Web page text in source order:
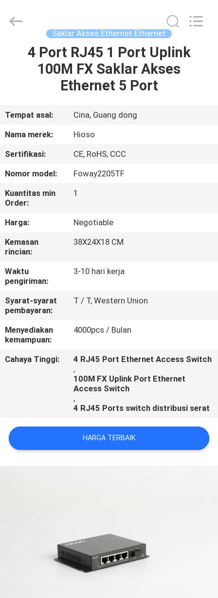
RUMAH
VIDEO
KAMI
TUR
PABRIK
KONTROL
KUALITAS
HUBUNGI
KAMI
BERITA
KASUS
Saklar Akses Ethernet Ethernet
4 Port RJ45 1 Port Uplink
100M FX Saklar Akses
Ethernet 5 Port
Tempat asal:
Cina, Guang dong
Nama merek:
Hioso
Sertifikasi:
CE, RoHS, CCC
Nomor model:
Foway2205TF
Kuantitas min
Order:
1
Harga:
Negotiable
Kemasan
rincian:
38X24X18 CM
Waktu
pengiriman:
3-10 hari kerja
Syarat-syarat
pembayaran:
T / T, Western Union
Menyediakan
kemampuan:
4000pcs / Bulan
Cahaya Tinggi:
4 RJ45 Port Ethernet Access Switch
,
100M FX Uplink Port Ethernet
Access Switch
,
4 RJ45 Ports switch distribusi serat
HARGA TERBAIK